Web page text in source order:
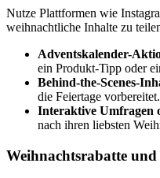
Nutze Plattformen wie
weihnachtliche Inhalte zu
Adventskalender-
ein Produkt-Tipp oder
Behind-the-Scenes-
die Feiertage vorbereitet.
Interaktive Umfragen
nach ihren liebsten
Weihnachtsrabatte und